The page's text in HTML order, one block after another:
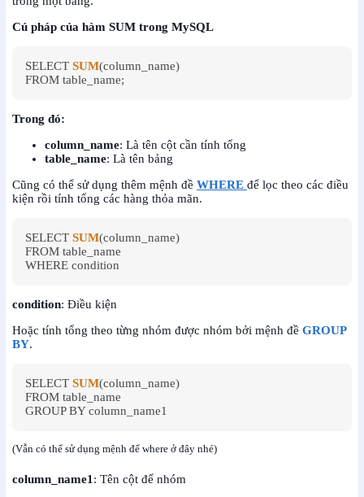
Cú pháp của hàm SUM trong MySQL
SELECT SUM(column_name)
FROM table_name;
Trong đó:
column_name: Là tên cột cần tính tổng
table_name: Là tên bảng
Cũng có thể sử dụng thêm mệnh đề WHERE để lọc theo các điều
kiện rồi tính tổng các hàng thỏa mãn.
SELECT SUM(column_name)
FROM table_name
WHERE condition
condition: Điều kiện
Hoặc tính tổng theo từng nhóm được nhóm bởi mệnh đề GROUP
BY.
SELECT SUM(column_name)
FROM table_name
GROUP BY column_name1
(Vẫn có thể sử dụng mệnh để where ở đây nhé)
column_name1 : Tên cột để nhóm